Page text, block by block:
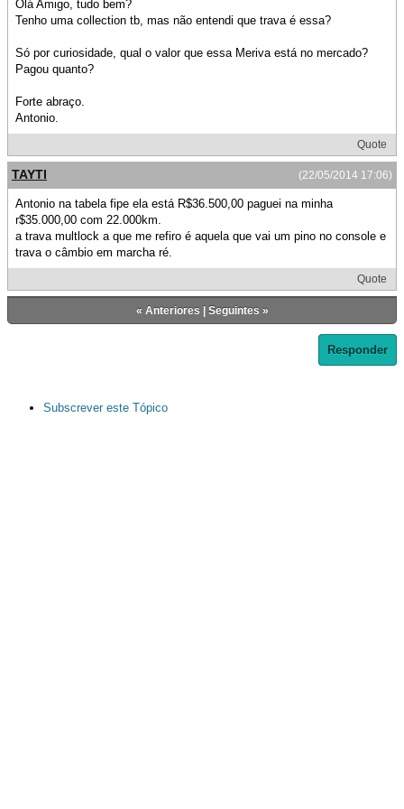
Olá Amigo, tudo bem?
Tenho uma collection tb, mas não entendi que trava é essa?
Só por curiosidade, qual o valor que essa Meriva está no mercado?
Pagou quanto?
Forte abraço.
Antonio.
Quote
(22/05/2014 17:06)
TAYTI
Antonio na tabela fipe ela está R$36.500,00 paguei na minha
r$35.000,00 com 22.000km.
a trava multlock a que me refiro é aquela que vai um pino no console e
trava o câmbio em marcha ré.
Quote
« Anteriores Seguintes »
Responder
Subscrever este Tópico